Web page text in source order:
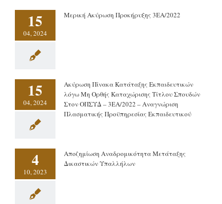
15
04, 2024
Μερική Ακύρωση Προκήρυξης 3ΕΑ/2022
15
04, 2024
Ακύρωση Πίνακα Κατάταξης Εκπαιδευτικών
λόγω Μη Ορθής Καταχώρισης Τίτλου Σπουδών
Στον ΟΠΣΥΔ – 3ΕΑ/2022 – Αναγνώριση
Πλασματικής Προϋπηρεσίας Εκπαιδευτικού
4
10, 2023
Αποζημίωση Αναδρομικότητα Μετάταξης
Δικαστικών Υπαλλήλων